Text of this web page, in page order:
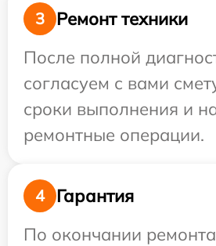
3
Ремонт техники
После полной
согласуем с вами
сроки выполнения и
ремонтные операции.
4
Гарантия
По окончании